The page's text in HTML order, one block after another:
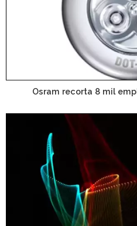
Osram recorta 8 mil